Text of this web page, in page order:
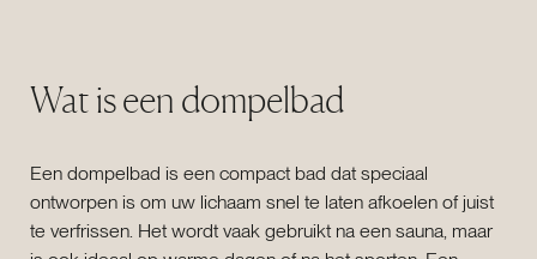
Wat is een dompelbad
Een dompelbad is een compact bad dat speciaal
ontworpen is om uw lichaam snel te laten afkoelen of juist
te verfrissen. Het wordt vaak gebruikt na een sauna, maar